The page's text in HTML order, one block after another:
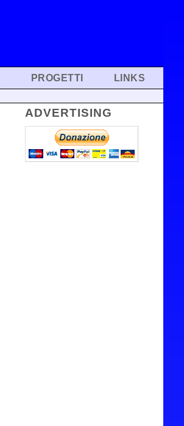
PROGETTI
LINKS
ADVERTISING